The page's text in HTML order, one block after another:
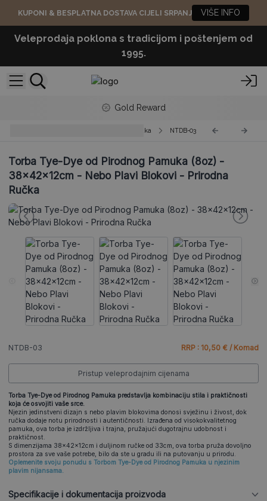
KUPONI & BESPLATNA DOSTAVA CIJELI SRPANJ VIŠE INFO
Veleprodaja poklona s tradicijom i poštenjem od
1995.
Gold Reward
Tye-Dye Torbe od Pirodnog Pamuka NTDB-03
Torba Tye-Dye od Pirodnog Pamuka (8oz) -
38x42x12cm - Nebo Plavi Blokovi - Prirodna
Ručka
NTDB-03 RRP : 10,50 € / Komad
Pristup veleprodajnim cijenama
Torba Tye-Dye od Pirodnog Pamuka predstavlja kombinaciju stila i praktičnosti
koja će osvojiti vaše srce.
Njezin jedinstveni dizajn s nebo plavim blokovima donosi svježinu i živost, dok
ručka dodaje notu prirodnosti i autentičnosti. Izrađena od visokokvalitetnog
pamuka, ova torba je izdržljiva i trajna, pružajući dugotrajnu udobnost i
praktičnost.
S dimenzijama 38x42x12cm i duljinom ručke od 33cm, ova torba pruža dovoljno
prostora za sve vaše potrebe, bilo da ste u gradu ili na putovanju u prirodu.
Oplemenite svoju ponudu s Torbom Tye-Dye od Pirodnog Pamuka u njezinim
plavim nijansama.
Specifikacije i dokumentacija proizvoda